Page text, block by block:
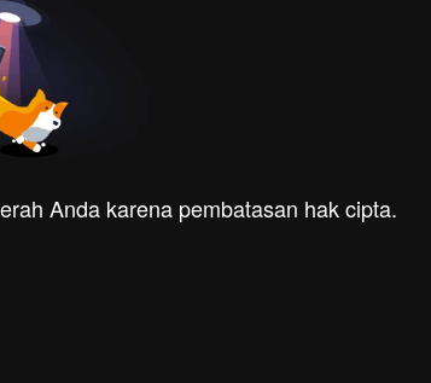
Anda karena pembatasan hak cipta.